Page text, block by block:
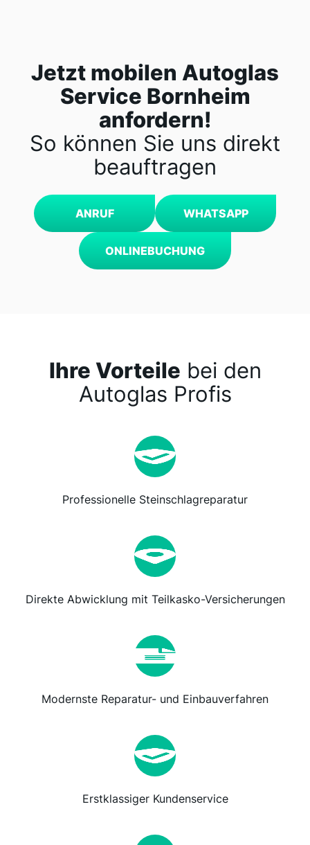
Jetzt mobilen Autoglas
Service Bornheim
anfordern!
So können Sie uns direkt
beauftragen
ANRUF WHATSAPP
ONLINEBUCHUNG
Ihre Vorteile bei den
Autoglas Profis
Professionelle Steinschlagreparatur
Direkte Abwicklung mit Teilkasko-Versicherungen
Modernste Reparatur- und Einbauverfahren
Erstklassiger Kundenservice